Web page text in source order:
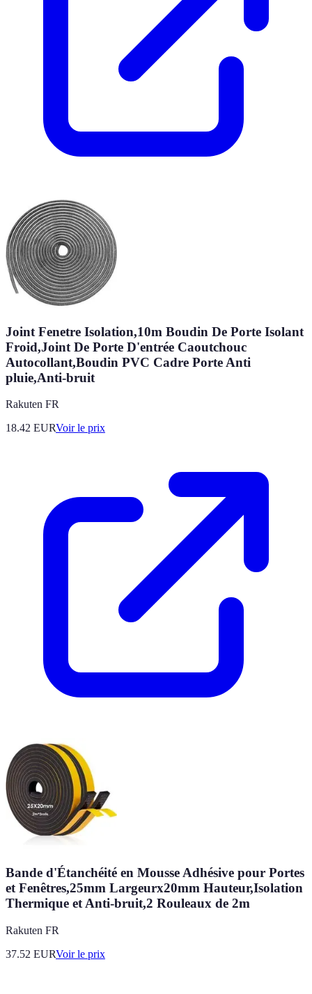
Joint Fenetre Isolation,10m Boudin De Porte Isolant
Froid,Joint De Porte D'entrée Caoutchouc
Autocollant,Boudin PVC Cadre Porte Anti
pluie,Anti-bruit
Rakuten FR
18.42 EURVoir le prix
Bande d'Étanchéité en Mousse Adhésive pour Portes
et Fenêtres,25mm Largeurx20mm Hauteur,Isolation
Thermique et Anti-bruit,2 Rouleaux de 2m
Rakuten FR
37.52 EURVoir le prix